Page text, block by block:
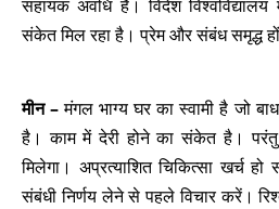
सहायक अवधि है। विदेश
संकेत मिल रहा है। प्रेम और संबंध समृद्ध
मीन –मंगल भाग्य घर का स्वामी है जो
है। काम में देरी होने का संकेत है। परंतु
मिलेगा। अप्रत्याशित चिकित्सा खर्च
संबंधी निर्णय लेने से पहले विचार करें।